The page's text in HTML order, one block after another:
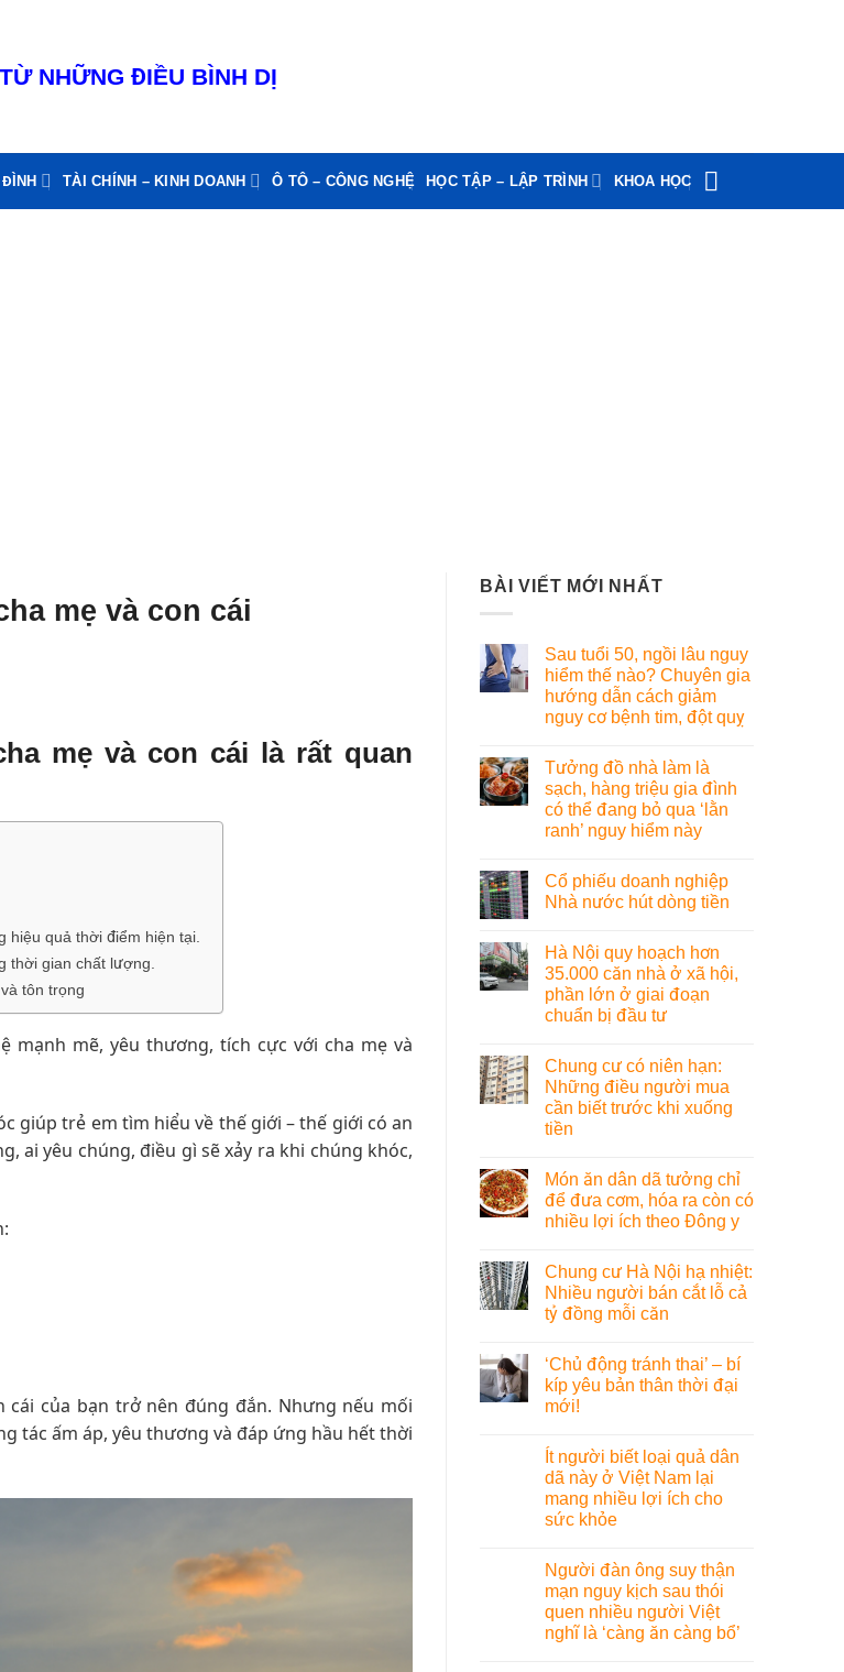
NHỮNG ĐIỀU BÌNH DỊ
TÀI CHÍNH – KINH DOANH Ô TÔ – CÔNG NGHỆ HỌC TẬP – LẬP TRÌNH KHOA HỌC
mẹ và con cái
mẹ và con cái là rất quan
hiệu quả thời điểm hiện tại.
thời gian chất lượng.
tôn trọng
mẽ, yêu thương, tích cực với cha mẹ và
giúp trẻ em tìm hiểu về thế giới – thế giới có an
ai yêu chúng, điều gì sẽ xảy ra khi chúng khóc,
của bạn trở nên đúng đắn. Nhưng nếu mối
tác ấm áp, yêu thương và đáp ứng hầu hết thời
BÀI VIẾT MỚI NHẤT
Sau tuổi 50, ngồi lâu nguy
hiểm thế nào? Chuyên gia
hướng dẫn cách giảm
nguy cơ bệnh tim, đột quỵ
Tưởng đồ nhà làm là
sạch, hàng triệu gia đình
có thể đang bỏ qua ‘lằn
ranh’ nguy hiểm này
Cổ phiếu doanh nghiệp
Nhà nước hút dòng tiền
Hà Nội quy hoạch hơn
35.000 căn nhà ở xã hội,
phần lớn ở giai đoạn
chuẩn bị đầu tư
Chung cư có niên hạn:
Những điều người mua
cần biết trước khi xuống
tiền
Món ăn dân dã tưởng chỉ
để đưa cơm, hóa ra còn có
nhiều lợi ích theo Đông y
Chung cư Hà Nội hạ nhiệt:
Nhiều người bán cắt lỗ cả
tỷ đồng mỗi căn
‘Chủ động tránh thai’ – bí
kíp yêu bản thân thời đại
mới!
Ít người biết loại quả dân
dã này ở Việt Nam lại
mang nhiều lợi ích cho
sức khỏe
Người đàn ông suy thận
mạn nguy kịch sau thói
quen nhiều người Việt
nghĩ là ‘càng ăn càng bổ’